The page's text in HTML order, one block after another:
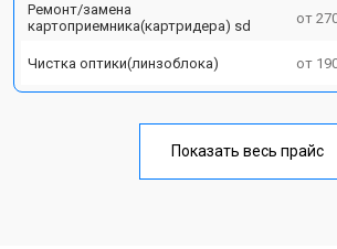
Ремонт/замена
картоприемника(картридера) sd
от
Чистка оптики(линзоблока) от
Показать весь прайс